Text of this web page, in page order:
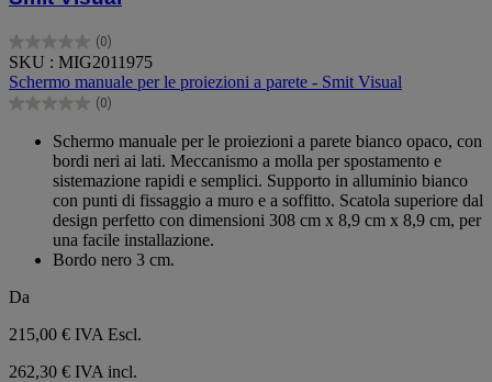
(0)
0.0
su
5
stelle.
SKU : MIG2011975
Schermo manuale per le proiezioni a parete - Smit Visual
(0)
0.0
Schermo manuale per le proiezioni a parete bianco opaco, con
bordi neri ai lati. Meccanismo a molla per spostamento e
sistemazione rapidi e semplici. Supporto in alluminio bianco
con punti di fissaggio a muro e a soffitto. Scatola superiore dal
design perfetto con dimensioni 308 cm x 8,9 cm x 8,9 cm, per
una facile installazione.
Bordo nero 3 cm.
Da
215,00 € IVA Escl.
262,30 € IVA incl.